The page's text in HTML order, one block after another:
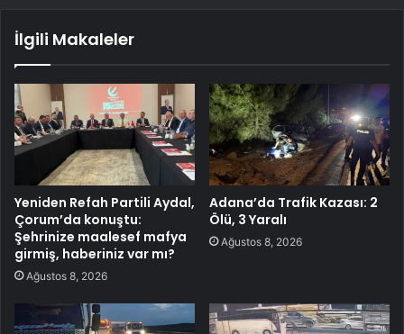
İlgili Makaleler
Yeniden Refah Partili Aydal,
Çorum’da konuştu:
Şehrinize maalesef mafya
girmiş, haberiniz var mı?
Ağustos 8, 2026
Adana’da Trafik Kazası: 2
Ölü, 3 Yaralı
Ağustos 8, 2026